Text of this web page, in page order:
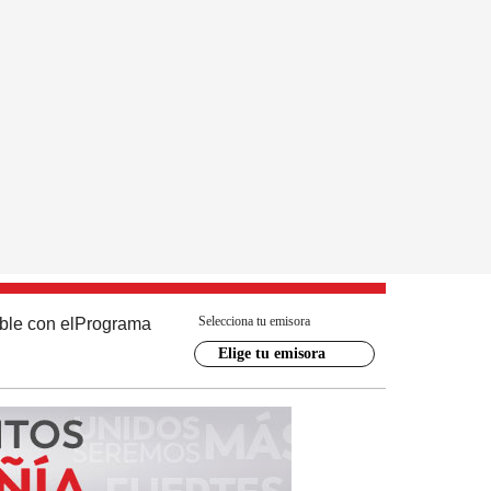
con el Programa Selecciona tu emisora
Elige tu emisora